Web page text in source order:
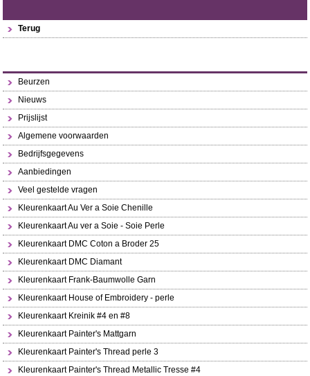
Terug
Beurzen
Nieuws
Prijslijst
Algemene voorwaarden
Bedrijfsgegevens
Aanbiedingen
Veel gestelde vragen
Kleurenkaart Au Ver a Soie Chenille
Kleurenkaart Au ver a Soie - Soie Perle
Kleurenkaart DMC Coton a Broder 25
Kleurenkaart DMC Diamant
Kleurenkaart Frank-Baumwolle Garn
Kleurenkaart House of Embroidery - perle
Kleurenkaart Kreinik #4 en #8
Kleurenkaart Painter's Mattgarn
Kleurenkaart Painter's Thread perle 3
Kleurenkaart Painter's Thread Metallic Tresse #4